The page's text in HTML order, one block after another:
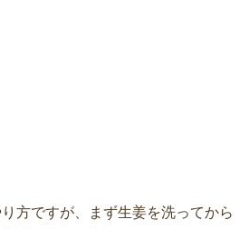
方ですが、まず生姜を洗ってから